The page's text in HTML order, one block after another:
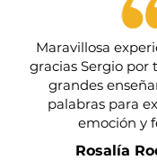
​Maravillosa
gracias Sergio por
grandes
palabras para
emoción y
Rosalía